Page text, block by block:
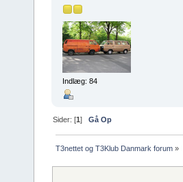
Indlæg: 84
Sider: [1]Gå Op
T3nettet og T3Klub Danmark forum »